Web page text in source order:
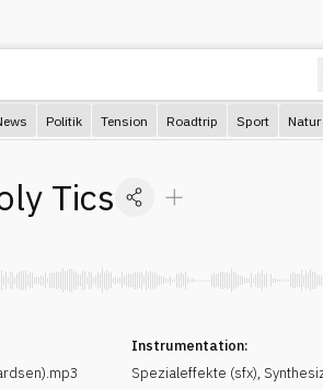
Politik Tension Roadtrip Sport Natur
Tics
Instrumentation:
Spezialeffekte (sfx),